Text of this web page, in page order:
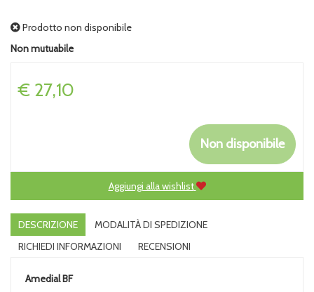
Prodotto non disponibile
Non mutuabile
Prezzo
€ 27,10
Non disponibile
Aggiungi alla wishlist
DESCRIZIONE
MODALITÀ DI SPEDIZIONE
RICHIEDI INFORMAZIONI
RECENSIONI
Amedial BF